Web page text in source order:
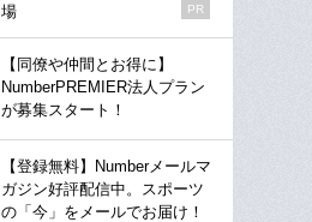
場
PR
【同僚や仲間とお得に】
NumberPREMIER法人プラン
が募集スタート！
【登録無料】Numberメールマ
ガジン好評配信中。スポーツ
の「今」をメールでお届け！